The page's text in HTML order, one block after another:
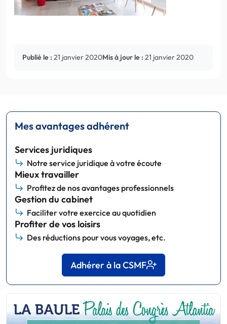
Publié le : 21 janvier 2020Mis à jour le : 21 janvier 2020
Mes avantages adhérent
Services juridiques
Notre service juridique à votre écoute
Mieux travailler
Profitez de nos avantages professionnels
Gestion du cabinet
Faciliter votre exercice au quotidien
Profiter de vos loisirs
Des réductions pour vous voyages, etc.
Adhérer à la CSMF